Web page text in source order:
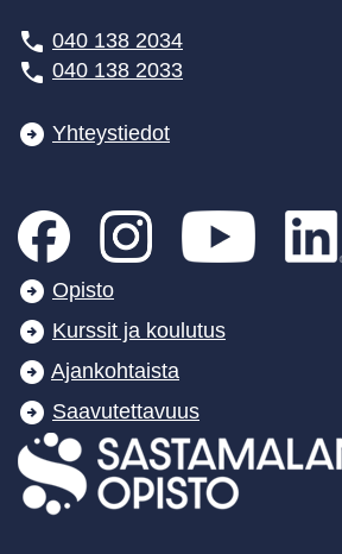
040 138 2034
040 138 2033
Yhteystiedot
Opisto
Kurssit ja koulutus
Ajankohtaista
Saavutettavuus